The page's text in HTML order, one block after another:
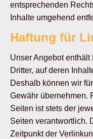
entsprechenden
Inhalte umgehend
Haftung für
Unser Angebot
Dritter, auf deren
Deshalb können wir
Gewähr übernehmen.
Seiten ist stets der
Seiten verantwortlich.
Zeitpunkt der